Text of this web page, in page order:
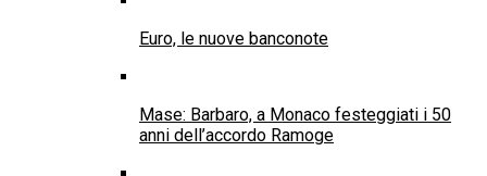
Euro, le nuove banconote
Mase: Barbaro, a Monaco festeggiati i 50
anni dell’accordo Ramoge